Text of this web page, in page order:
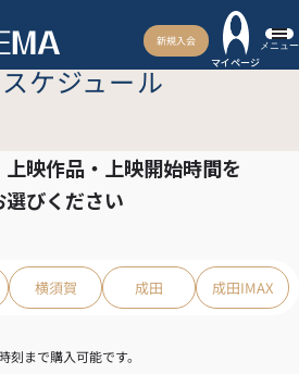
新規入会
マイページ
メニュー
ケジュール
映作品・上映開始時間を
選びください
横須賀 成田 成田IMAX
まで購入可能です。